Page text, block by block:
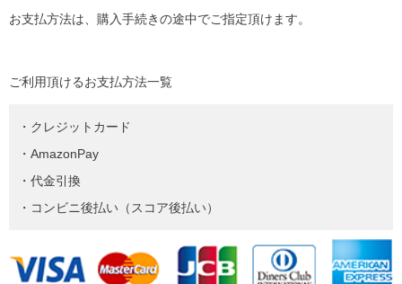
お支払方法は、購入手続きの途中でご指定頂けます。
ご利用頂けるお支払方法一覧
・クレジットカード
・AmazonPay
・代金引換
・コンビニ後払い（スコア後払い）